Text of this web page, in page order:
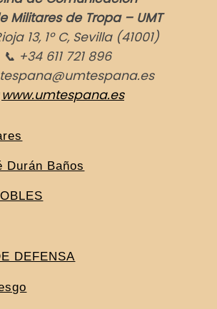
Militares de Tropa – UMT
13, 1º C, Sevilla (41001)
📞 +34 611 721 896
www.umtespana.es
Durán Baños
DEFENSA